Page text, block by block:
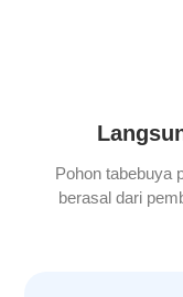
Pohon tabebuya
berasal dari